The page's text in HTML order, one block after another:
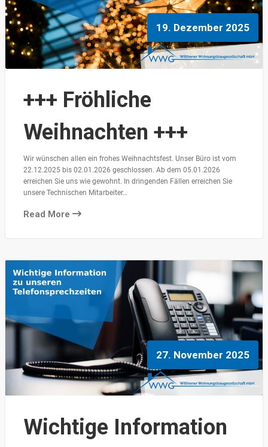
19. Dezember 2025
+++ Fröhliche
Weihnachten +++
Wir wünschen allen ein frohes Weihnachtsfest. Unser Büro ist vom
22.12.2025 bis 02.01.2026 geschlossen. Ab dem 05.01.2026
erreichen Sie uns wie gewohnt. In dringenden Fällen erreichen Sie
unsere Technischen Mitarbeiter…
Read More
27. November 2025
Wichtige Information